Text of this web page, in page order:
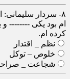
۸- سردار سلیمانی:
ام بود یکی --------
کرده ام.
نظم _ اقتدار
خلوص – توکل
شجاعت _